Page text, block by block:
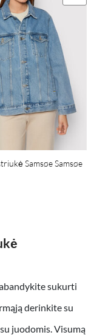
Samsøe Samsøe
sukurti
derinkite su
juodomis. Visumą